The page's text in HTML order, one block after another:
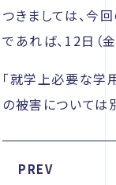
つきましては、今
であれば、12日（
「就学上必要な学
の被害については
PREV